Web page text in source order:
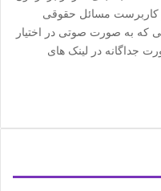
کاربرست مسائل حقوقی
که به صورت صوتی در اختیار
جداگانه در لینک های